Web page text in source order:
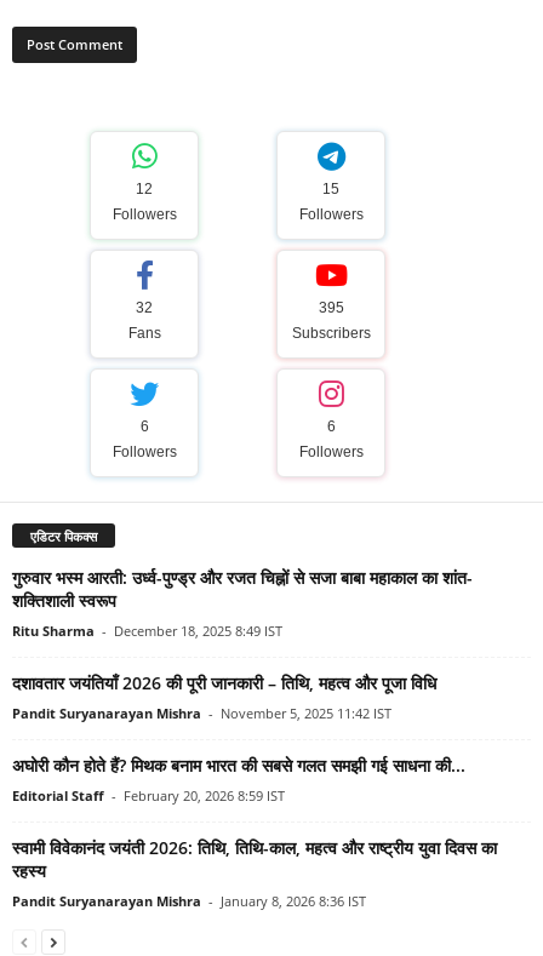
12
Followers
15
Followers
32
Fans
395
Subscribers
6
Followers
6
Followers
एडिटर पिकक्स
गुरुवार भस्म आरती: उर्ध्व-पुण्ड्र और रजत चिह्नों से सजा बाबा महाकाल का शांत-
शक्तिशाली स्वरूप
Ritu Sharma - December 18, 2025 8:49 IST
दशावतार जयंतियाँ 2026 की पूरी जानकारी – तिथि, महत्व और पूजा विधि
Pandit Suryanarayan Mishra - November 5, 2025 11:42 IST
अघोरी कौन होते हैं? मिथक बनाम भारत की सबसे गलत समझी गई साधना की...
Editorial Staff - February 20, 2026 8:59 IST
स्वामी विवेकानंद जयंती 2026: तिथि, तिथि-काल, महत्व और राष्ट्रीय युवा दिवस का
रहस्य
Pandit Suryanarayan Mishra - January 8, 2026 8:36 IST